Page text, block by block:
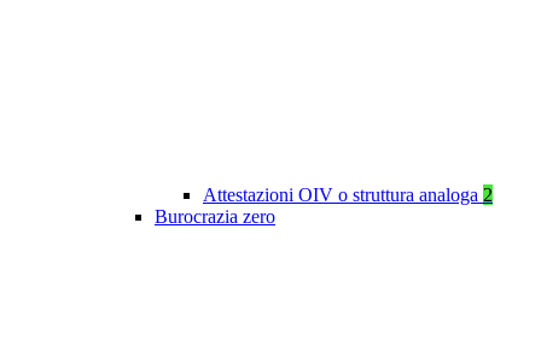
Attestazioni OIV o struttura analoga 2
Burocrazia zero